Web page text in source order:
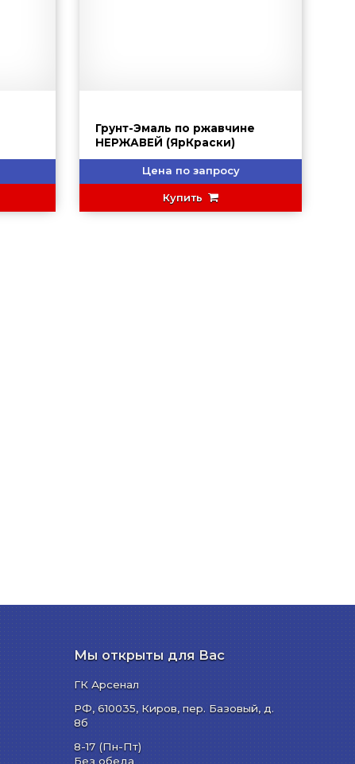
Грунт-Эмаль по ржавчине
НЕРЖАВЕЙ (ЯрКраски)
Цена по запросу
Купить
Мы открыты для Вас
ГК Арсенал
РФ, 610035, Киров, пер. Базовый, д.
8б
8-17 (Пн-Пт)
Без обеда